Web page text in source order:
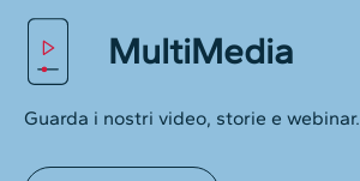
MultiMedia
Guarda i nostri video, storie e webinar.